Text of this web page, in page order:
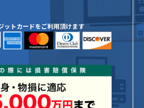
ットカードをご利用頂けます